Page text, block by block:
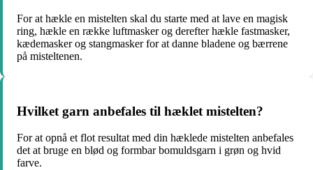
For at hækle en mistelten skal du starte med at lave en magisk
ring, hækle en række luftmasker og derefter hækle fastmasker,
kædemasker og stangmasker for at danne bladene og bærrene
på misteltenen.
Hvilket garn anbefales til hæklet mistelten?
For at opnå et flot resultat med din hæklede mistelten anbefales
det at bruge en blød og formbar bomuldsgarn i grøn og hvid
farve.